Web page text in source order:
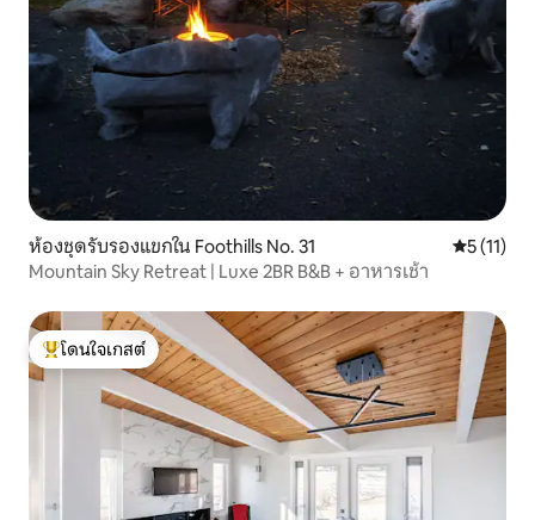
ห้องชุดรับรองแขกใน Foothills No. 31 คะแนนเฉ
5 (11)
Mountain Sky Retreat | Luxe 2BR B&B + อาหารเช้า
โดนใจเกสต์ที่สุด
โดนใจเกสต์